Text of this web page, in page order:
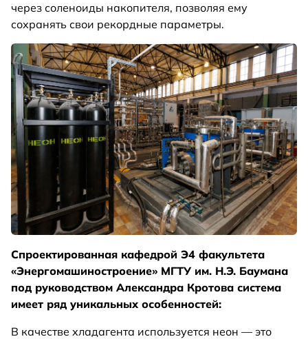
через соленоиды накопителя, позволяя ему
сохранять свои рекордные параметры.
Спроектированная кафедрой Э4 факультета
«Энергомашиностроение» МГТУ им. Н.Э. Баумана
под руководством Александра Кротова система
имеет ряд уникальных особенностей:
В качестве хладагента используется неон — это